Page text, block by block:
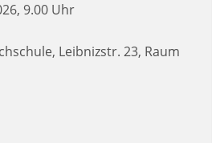
9.00 Uhr
Leibnizstr. 23, Raum